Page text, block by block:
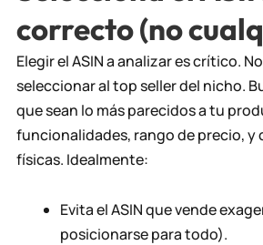
correcto (no
Elegir el ASIN a analizar es crítico.
seleccionar al top seller del nicho.
que sean lo más parecidos a tu
funcionalidades, rango de precio,
físicas. Idealmente:
Evita el ASIN que vende
posicionarse para todo).